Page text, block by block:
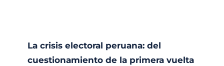
La crisis electoral peruana: del
cuestionamiento de la primera vuelta